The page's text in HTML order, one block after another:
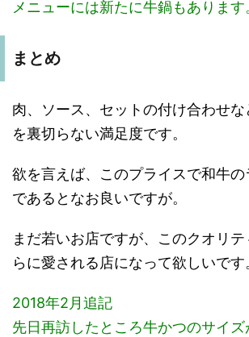
メニューには新たに牛鍋もあります
まとめ
肉、ソース、セットの付け合わせ
を裏切らない満足度です。
欲を言えば、このプライスで和牛
であるとなお良いですが。
まだ若いお店ですが、このクオリ
らに愛される店になって欲しいです
2018年2月追記
先日再訪したところ牛かつのサイ